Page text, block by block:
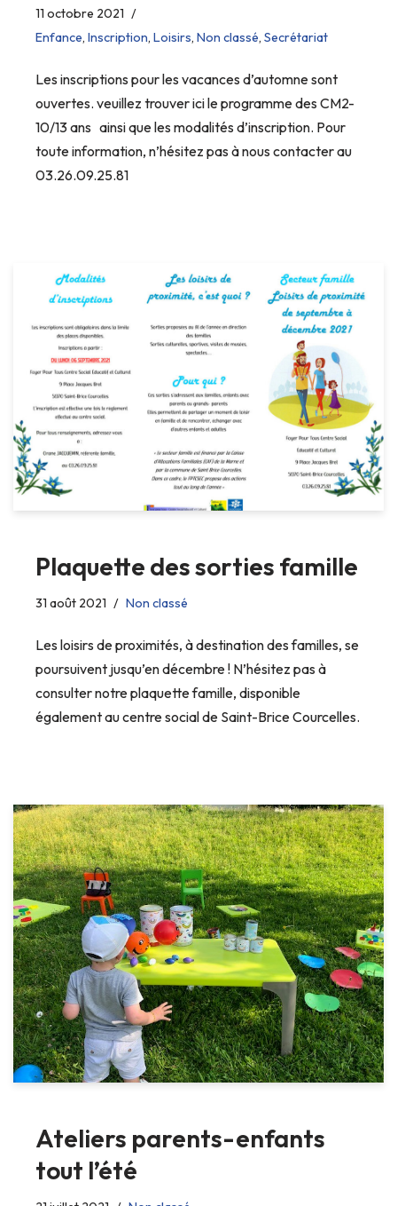
11 octobre 2021
Enfance, Inscription, Loisirs, Non classé, Secrétariat
Les inscriptions pour les vacances d’automne sont
ouvertes. veuillez trouver ici le programme des CM2-
10/13 ans ainsi que les modalités d’inscription. Pour
toute information, n’hésitez pas à nous contacter au
03.26.09.25.81
Plaquette des sorties famille
31 août 2021 Non classé
Les loisirs de proximités, à destination des familles, se
poursuivent jusqu’en décembre ! N’hésitez pas à
consulter notre plaquette famille, disponible
également au centre social de Saint-Brice Courcelles.
Ateliers parents-enfants
tout l’été